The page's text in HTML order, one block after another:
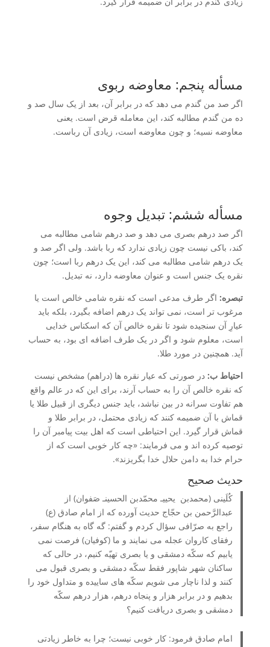
مسأله پنجم: معاوضه ربوی
اگر صد من گندم می دهد که در برابر آن، بعد از یک سال صد و
ده من گندم مطالبه کند، این معامله قرض است. یعنی
معاوضه نسیه؛ و چون معاوضه است، زیادی آن رباست.
مسأله ششم: تبدیل وجوه
اگر صد درهم بصری می دهد و صد درهم شامی مطالبه می
کند، باکی نیست چون زیادی ندارد که ربا باشد. ولی اگر صد و
یک درهم شامی مطالبه می کند، این یک درهم ربا است؛ چون
نقره یک جنس است و عنوان معاوضه دارد، نه تبدیل.
تبصره: اگر طرف مدعی است که نقره شامی خالص است یا
مرغوب تر است، نمی تواند یک درهم اضافه بگیرد، بلکه باید
عیارِ آن سنجیده شود تا نقره خالص آن که اسکناس خدایی
است، معلوم شود و اگر در یک طرف اضافه ای بود، به حساب
آید. همچنین در مورد طلا.
احتیاط ب: در صورتی که عیار نقره ها (دراهم) مشخص نیست
که نقره خالص آن را به حساب آرند، برای این که در عالم واقع
هم تفاوت سرانه در بین نباشد، باید جنس دیگری از قبیل طلا یا
قماش با آن ضمیمه کنند که زیادی محتمل، در برابر طلا و
قماش قرار گیرد. این احتیاطی است که اهل بیت پیامبر آن را
توصیه کرده اند و می فرمایند: «چه کار خوبی است که از
حرام خدا به دامن حلال خدا بگریزند».
حدیث صحیح
کُلَینی (محمدبن یحییـ محمّدبن الحسینـ صَفوان) از
عبدالرَّحمن بن حجّاج حدیث آورده که از امام صادق (ع)
راجع به صرّافی سؤال کردم و گفتم: گه گاه به هنگام سفر،
رفقای کاروان عجله می نمایند و ما (کوفیان) فرصت نمی
یابیم که سکّه دمشقی و یا بصری تهیّه کنیم، در حالی که
ساکنان شهر شاپور فقط سکّه دمشقی و بصری قبول می
کنند و لذا ناچار می شویم سکّه های ساییده و متداول خود را
بدهیم و در برابر هزار و پنجاه درهم، هزار درهم سکّه
دمشقی و بصری دریافت کنیم؟
امام صادق فرمود: کار خوبی نیست؛ چرا به خاطر زیادتی